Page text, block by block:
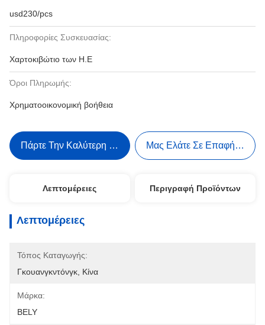
usd230/pcs
Πληροφορίες Συσκευασίας:
Χαρτοκιβώτιο των Η.Ε
Όροι Πληρωμής:
Χρηματοοικονομική βοήθεια
Πάρτε Την Καλύτερη Τιμή Μας Ελάτε Σε Επαφή Με
Λεπτομέρειες Περιγραφή Προϊόντων
Λεπτομέρειες
Τόπος Καταγωγής:
Γκουανγκντόνγκ, Κίνα
Μάρκα:
BELY